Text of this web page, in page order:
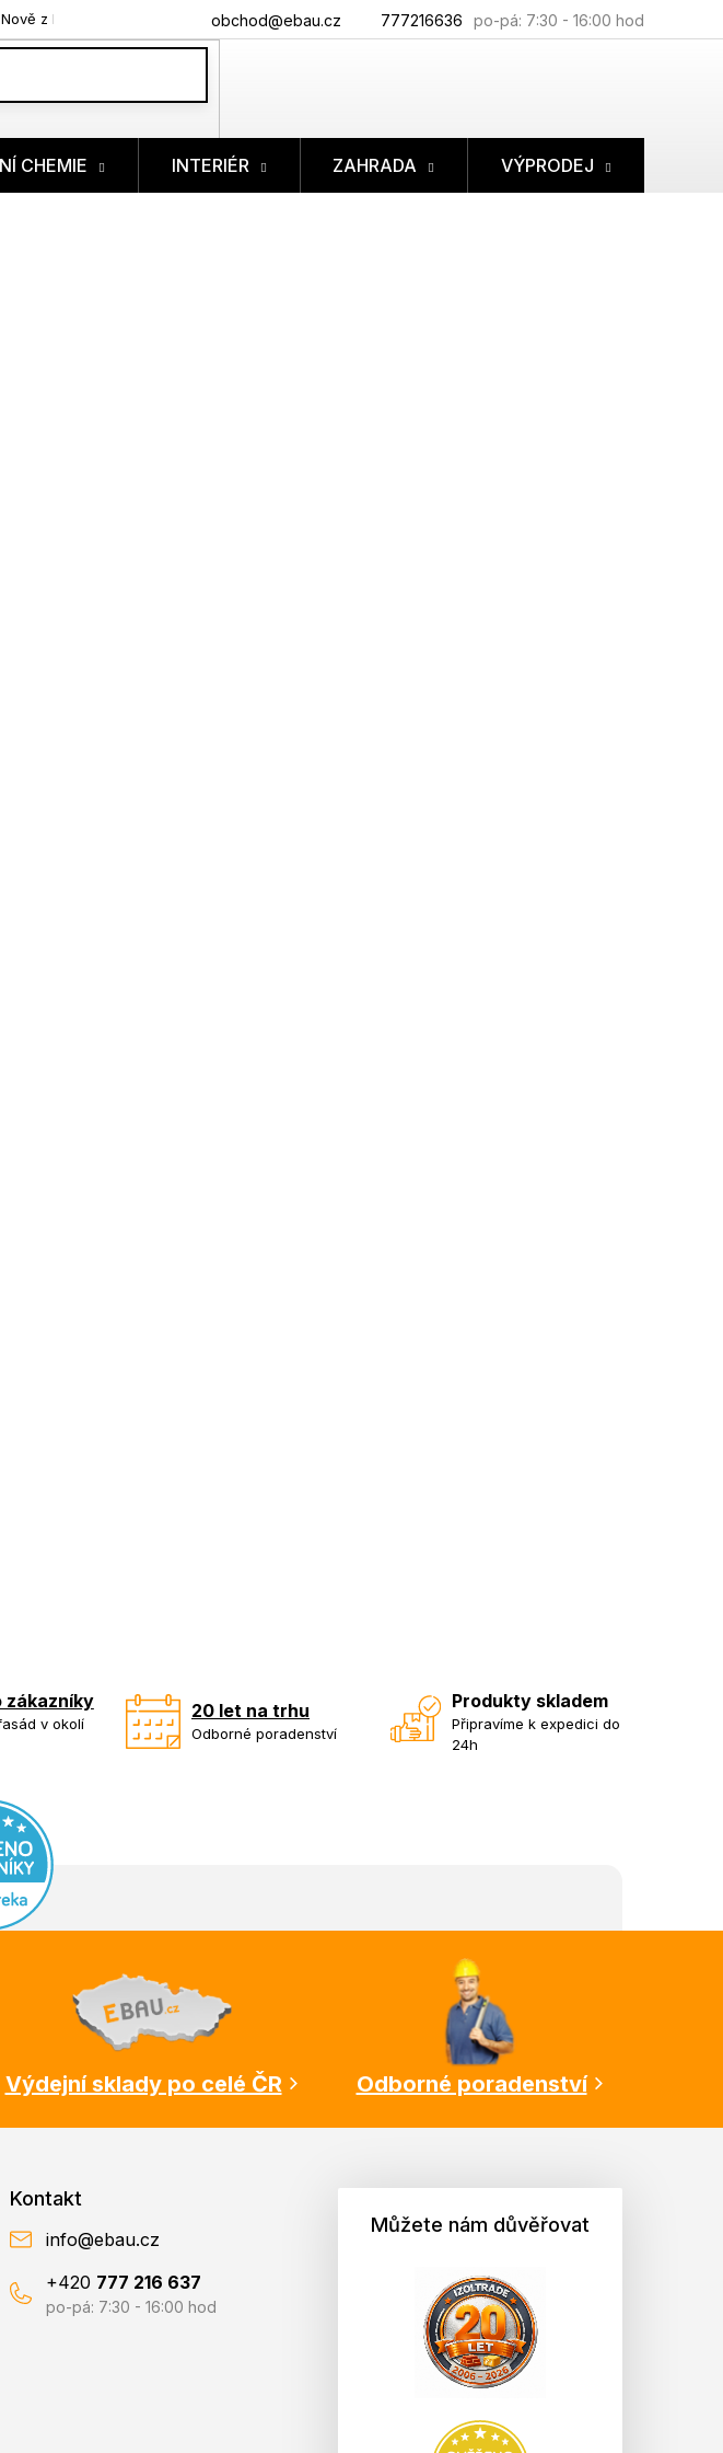
777216636
obchod@ebau.cz
Nově z blogu
CHEMIE INTERIÉR ZAHRADA VÝPRODEJ
zákazníky
v okolí
20 let na trhu
Odborné poradenství
Produkty skladem
Připravíme k expedici do
24h
Výdejní sklady po celé ČR Odborné poradenství
Kontakt
info@ebau.cz
+420 777 216 637
po-pá: 7:30 - 16:00 hod
Můžete nám důvěřovat